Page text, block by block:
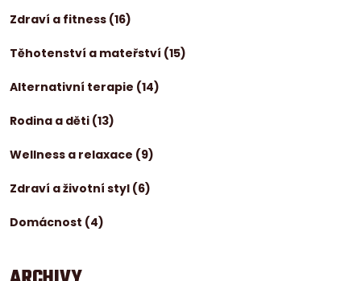
Zdraví a fitness (16)
Těhotenství a mateřství (15)
Alternativní terapie (14)
Rodina a děti (13)
Wellness a relaxace (9)
Zdraví a životní styl (6)
Domácnost (4)